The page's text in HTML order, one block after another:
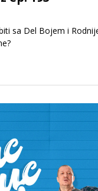
sa Del Bojem i